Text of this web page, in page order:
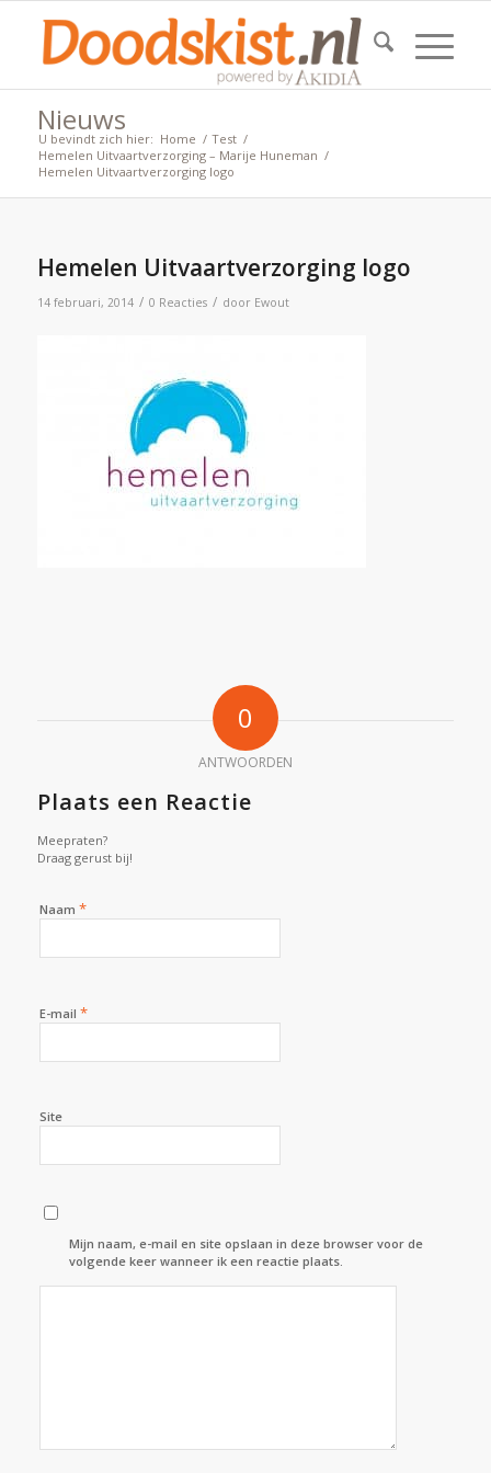
Nieuws
U bevindt zich hier: Home / Test /
Hemelen Uitvaartverzorging – Marije Huneman /
Hemelen Uitvaartverzorging logo
Hemelen Uitvaartverzorging logo
14 februari, 2014 / 0 Reacties / door Ewout
0
ANTWOORDEN
Plaats een Reactie
Meepraten?
Draag gerust bij!
Naam *
E-mail *
Site
Mijn naam, e-mail en site opslaan in deze browser voor de
volgende keer wanneer ik een reactie plaats.